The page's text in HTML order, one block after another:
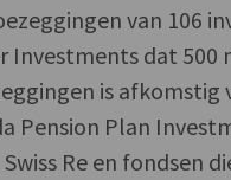
van 106
Investments dat
is
Pension Plan
Re en fondsen